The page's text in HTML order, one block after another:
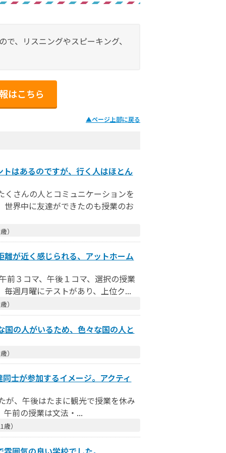
、リスニングやスピーキング、
はこちら
▲ページ上部に戻る
はあるのですが、行く人はほとん
さんの人とコミュニケーションを
界中に友達ができたのも授業のお
）
が近く感じられる、アットホーム
前３コマ、午後１コマ、選択の授業
週月曜にテストがあり、上位ク...
）
の人がいるため、色々な国の人と
）
士が参加するイメージ。アクティ
が、午後はたまに観光で授業を休み
前の授業は文法・...
）